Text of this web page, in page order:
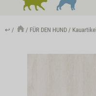
↩ FÜR DEN HUND Kauartikel